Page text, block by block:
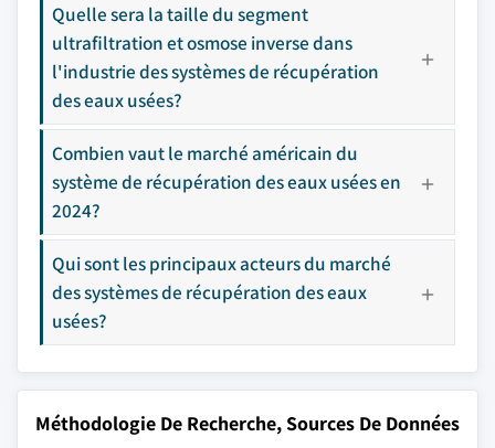
Quelle sera la taille du segment
ultrafiltration et osmose inverse dans
l'industrie des systèmes de récupération
des eaux usées?
Combien vaut le marché américain du
système de récupération des eaux usées en
2024?
Qui sont les principaux acteurs du marché
des systèmes de récupération des eaux
usées?
Méthodologie De Recherche, Sources De Données